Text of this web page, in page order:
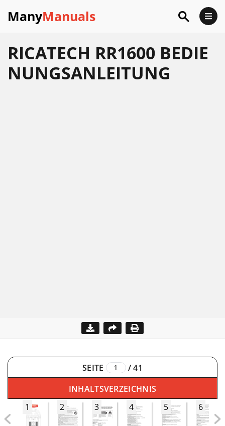
ManyManuals
RICATECH RR1600 BEDIE
NUNGSANLEITUNG
SEITE /41
INHALTSVERZEICHNIS
1
2 3 4 5 6